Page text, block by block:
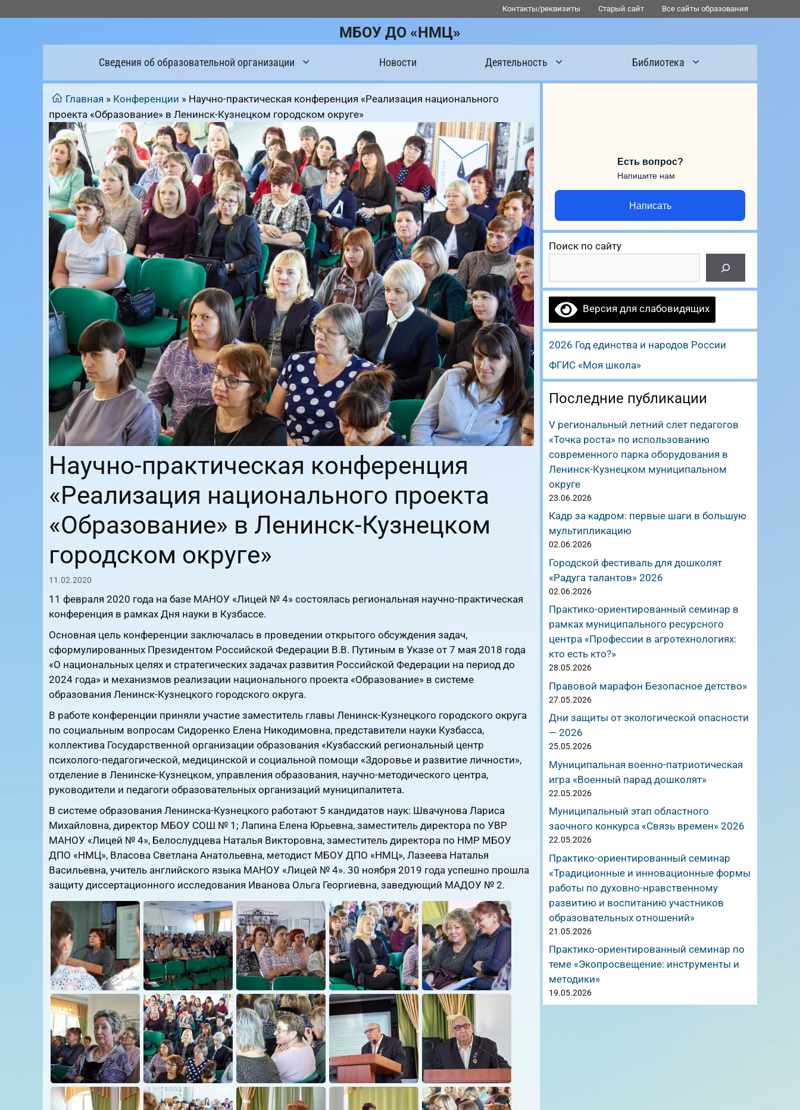
к
Контакты/реквизиты Старый сайт Все сайты образования
МБОУ ДО «НМЦ»
Сведения об образовательной организации Новости Деятельность Библиотека
Главная » Конференции » Научно-практическая конференция «Реализация национального
проекта «Образование» в Ленинск-Кузнецком городском округе»
Научно-практическая конференция
«Реализация национального проекта
«Образование» в Ленинск-Кузнецком
городском округе»
11.02.2020
11 февраля 2020 года на базе МАНОУ «Лицей № 4» состоялась региональная научно-практическая
конференция в рамках Дня науки в Кузбассе.
Основная цель конференции заключалась в проведении открытого обсуждения задач,
сформулированных Президентом Российской Федерации В.В. Путиным в Указе от 7 мая 2018 года
«О национальных целях и стратегических задачах развития Российской Федерации на период до
2024 года» и механизмов реализации национального проекта «Образование» в системе
образования Ленинск-Кузнецкого городского округа.
В работе конференции приняли участие заместитель главы Ленинск-Кузнецкого городского округа
по социальным вопросам Сидоренко Елена Никодимовна, представители науки Кузбасса,
коллектива Государственной организации образования «Кузбасский региональный центр
психолого-педагогической, медицинской и социальной помощи «Здоровье и развитие личности»,
отделение в Ленинске-Кузнецком, управления образования, научно-методического центра,
руководители и педагоги образовательных организаций муниципалитета.
В системе образования Ленинска-Кузнецкого работают 5 кандидатов наук: Швачунова Лариса
Михайловна, директор МБОУ СОШ № 1; Лапина Елена Юрьевна, заместитель директора по УВР
МАНОУ «Лицей № 4», Белослудцева Наталья Викторовна, заместитель директора по НМР МБОУ
ДПО «НМЦ», Власова Светлана Анатольевна, методист МБОУ ДПО «НМЦ», Лазеева Наталья
Васильевна, учитель английского языка МАНОУ «Лицей № 4». 30 ноября 2019 года успешно прошла
защиту диссертационного исследования Иванова Ольга Георгиевна, заведующий МАДОУ № 2.
Есть вопрос?
Напишите нам
Написать
Поиск по сайту
Версия для слабовидящих
2026 Год единства и народов России
ФГИС «Моя школа»
Последние публикации
V региональный летний слет педагогов
«Точка роста» по использованию
современного парка оборудования в
Ленинск-Кузнецком муниципальном
округе
23.06.2026
Кадр за кадром: первые шаги в большую
мультипликацию
02.06.2026
Городской фестиваль для дошколят
«Радуга талантов» 2026
02.06.2026
Практико-ориентированный семинар в
рамках муниципального ресурсного
центра «Профессии в агротехнологиях:
кто есть кто?»
28.05.2026
Правовой марафон Безопасное детство»
27.05.2026
Дни защиты от экологической опасности
— 2026
25.05.2026
Муниципальная военно-патриотическая
игра «Военный парад дошколят»
22.05.2026
Муниципальный этап областного
заочного конкурса «Связь времен» 2026
22.05.2026
Практико-ориентированный семинар
«Традиционные и инновационные формы
работы по духовно-нравственному
развитию и воспитанию участников
образовательных отношений»
21.05.2026
Практико-ориентированный семинар по
теме «Экопросвещение: инструменты и
методики»
19.05.2026